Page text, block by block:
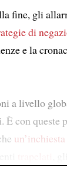
fine, gli
di
e la
a livello
con queste
un’inchiesta